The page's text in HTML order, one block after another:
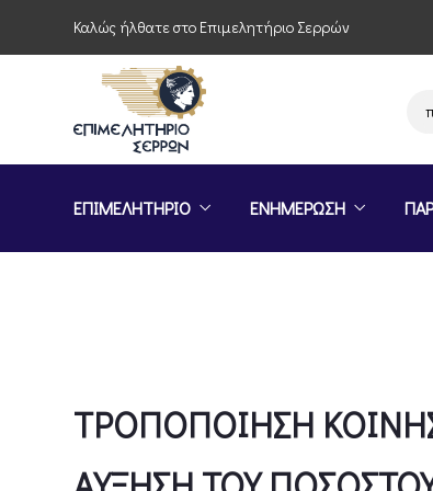
Καλώς ήλθατε στο Επιμελητήριο Σερρών
Πρόσκληση συμμετοχής στο
ΕΠΙΜΕΛΗΤΗΡΙΟ ΕΝΗΜΕΡΩΣΗ
ΤΡΟΠΟΠΟΙΗΣΗ